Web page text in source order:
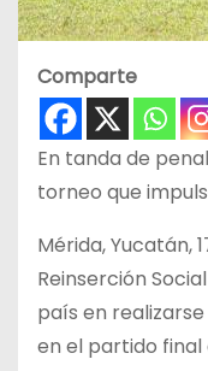
Comparte
En tanda de
torneo que
Mérida, Yucatán,
Reinserción
país en
en el partido